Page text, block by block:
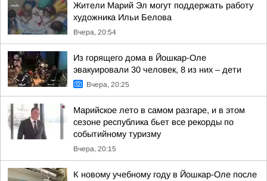
Жители Марий Эл могут поддержать работу
художника Ильи Белова
Вчера, 20:54
Из горящего дома в Йошкар-Оле
эвакуировали 30 человек, 8 из них – дети
Вчера, 20:25
Марийское лето в самом разгаре, и в этом
сезоне республика бьет все рекорды по
событийному туризму
Вчера, 20:15
К новому учебному году в Йошкар-Оле после